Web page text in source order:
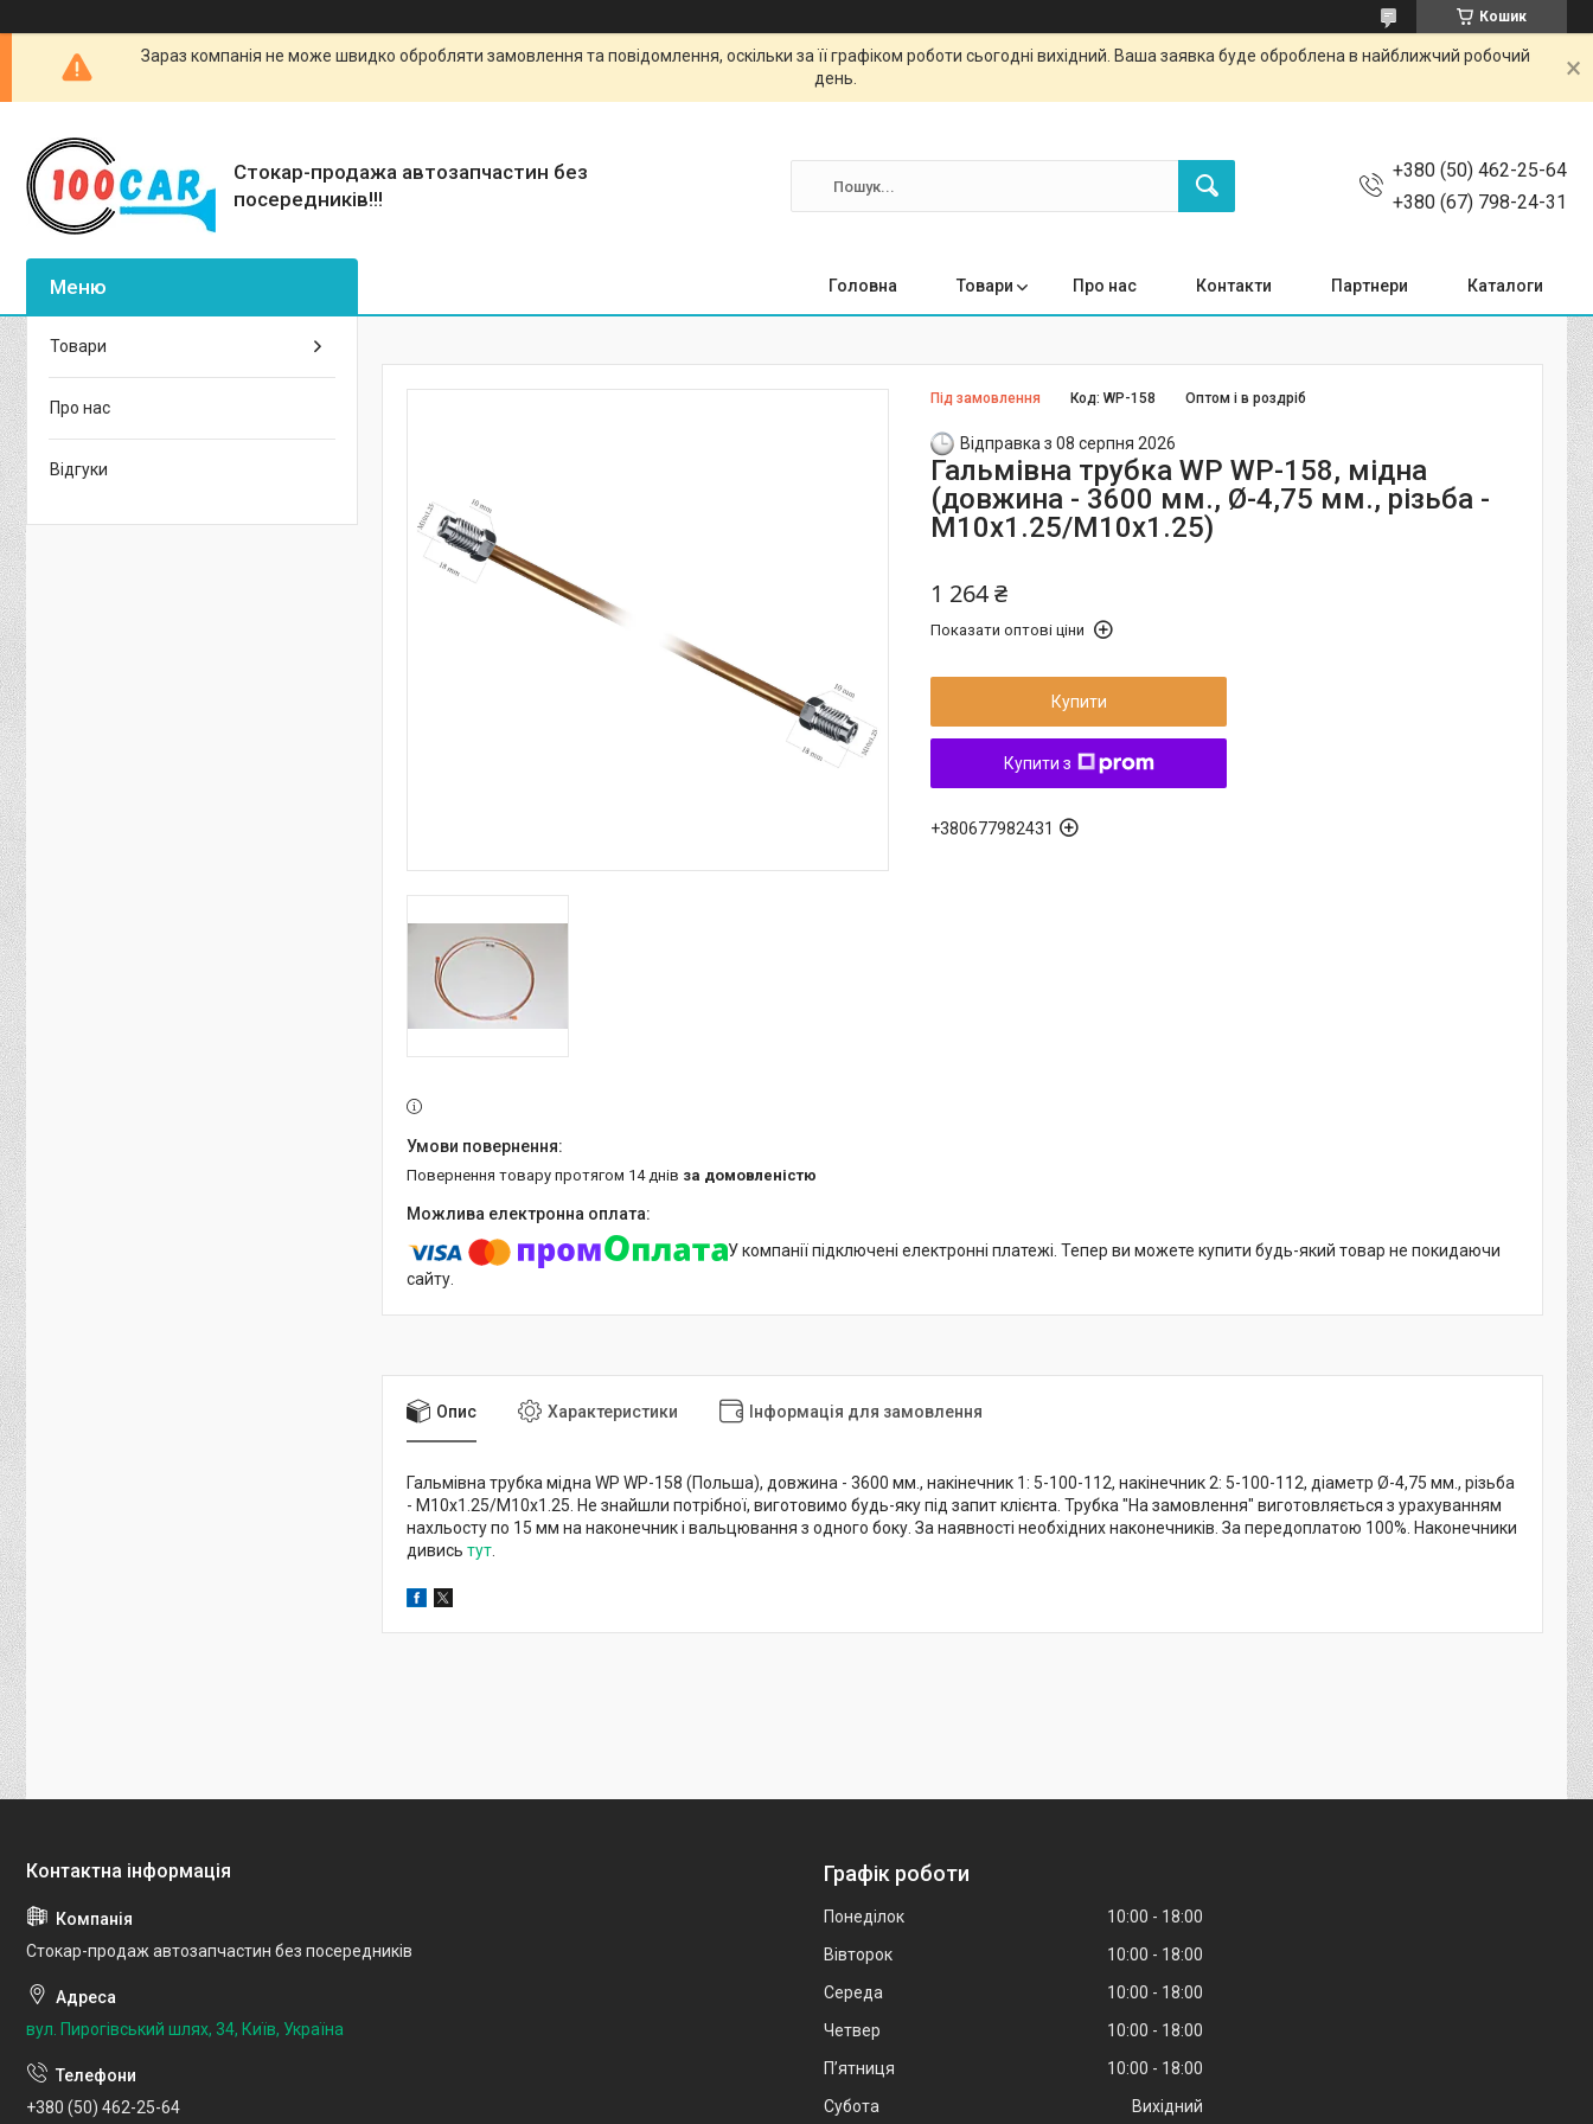
Кошик
Зараз компанія не може швидко обробляти замовлення та повідомлення, оскільки за її графіком роботи сьогодні вихідний. Ваша заявка буде оброблена в найближчий робочий
день.
Стокар-продажа автозапчастин без
посередників!!!
+380 (50) 462-25-64
+380 (67) 798-24-31
Головна Товари Про нас Контакти Партнери Каталоги
Під замовлення Оптом і в роздріб
Код:WP-158
Відправка з 08 серпня 2026
Гальмівна трубка WP WP-158, мідна
(довжина - 3600 мм., Ø-4,75 мм., різьба -
М10х1.25/М10х1.25)
1 264 ₴
Показати оптові ціни
Купити
Купити з
+380677982431
повернення товару протягом 14 днів за домовленістю
У компанії підключені електронні платежі. Тепер ви можете купити будь-який товар не покидаючи
сайту.
Опис Характеристики Інформація для замовлення
Гальмівна трубка мідна WP WP-158 (Польша), довжина - 3600 мм., накінечник 1: 5-100-112, накінечник 2: 5-100-112, діаметр Ø-4,75 мм., різьба
- М10х1.25/М10х1.25. Не знайшли потрібної, виготовимо будь-яку під запит клієнта. Трубка "На замовлення" виготовляється з урахуванням
нахльосту по 15 мм на наконечник і вальцювання з одного боку. За наявності необхідних наконечників. За передоплатою 100%. Наконечники
дивись тут
Товари
Про нас
Відгуки
Стокар-продаж автозапчастин без посередників
вул. Пирогівський шлях, 34, Київ, Україна
+380 (50) 462-25-64
Графік роботи
Понеділок 10:00
18:00
Вівторок
10:00
18:00
Середа
10:00
18:00
Четвер
10:00
18:00
Пʼятниця
10:00
18:00
Субота
Вихідний